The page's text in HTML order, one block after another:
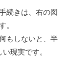
続きは、右の図
もしないと、半
現実です。